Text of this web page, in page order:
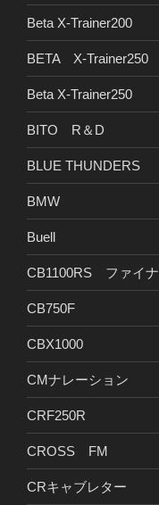
Beta X-Trainer200
BETA X-Trainer250
Beta X-Trainer250
BITO R＆D
BLUE THUNDERS
BMW
Buell
CB1100RS ファイ
CB750F
CBX1000
CMナレーション
CRF250R
CROSS FM
CRキャブレター